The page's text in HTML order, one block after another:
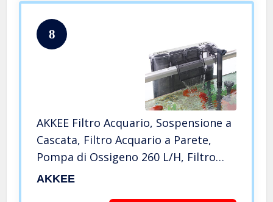
8
AKKEE Filtro Acquario, Sospensione a
Cascata, Filtro Acquario a Parete,
Pompa di Ossigeno 260 L/H, Filtro
Esterno per Acquario, Adatto per
AKKEE